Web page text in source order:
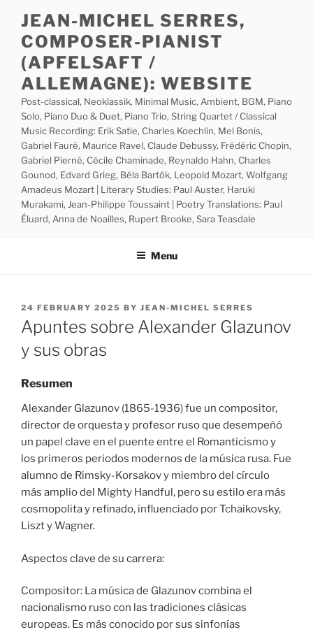
content
JEAN-MICHEL SERRES,
COMPOSER-PIANIST
(APFELSAFT /
ALLEMAGNE): WEBSITE
Post-classical, Neoklassik, Minimal Music, Ambient, BGM, Piano
Solo, Piano Duo & Duet, Piano Trio, String Quartet / Classical
Music Recording: Erik Satie, Charles Koechlin, Mel Bonis,
Gabriel Fauré, Maurice Ravel, Claude Debussy, Frédéric Chopin,
Gabriel Pierné, Cécile Chaminade, Reynaldo Hahn, Charles
Gounod, Edvard Grieg, Béla Bartók, Leopold Mozart, Wolfgang
Amadeus Mozart | Literary Studies: Paul Auster, Haruki
Murakami, Jean-Philippe Toussaint | Poetry Translations: Paul
Éluard, Anna de Noailles, Rupert Brooke, Sara Teasdale
Menu
POSTED
ON
24 FEBRUARY 2025 BY JEAN-MICHEL SERRES
Apuntes sobre Alexander Glazunov
y sus obras
Resumen
Alexander Glazunov (1865-1936) fue un compositor,
director de orquesta y profesor ruso que desempeñó
un papel clave en el puente entre el Romanticismo y
los primeros periodos modernos de la música rusa. Fue
alumno de Rimsky-Korsakov y miembro del círculo
más amplio del Mighty Handful, pero su estilo era más
cosmopolita y refinado, influenciado por Tchaikovsky,
Liszt y Wagner.
Aspectos clave de su carrera:
Compositor: La música de Glazunov combina el
nacionalismo ruso con las tradiciones clásicas
europeas. Es más conocido por sus sinfonías